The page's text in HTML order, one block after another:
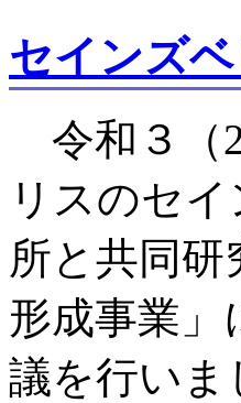
セインズ
令和３（
リスのセ
所と共同研
形成事業
議を行いま